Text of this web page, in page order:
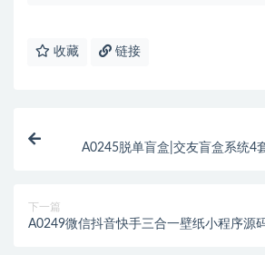
收藏 链接
A0245脱单盲盒|交友盲盒系统4
下一篇
A0249微信抖音快手三合一壁纸小程序源